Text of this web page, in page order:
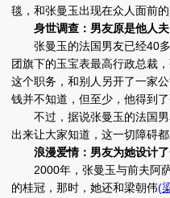
毯，和张曼玉出现在众人面前
身世调查：男友原是他人夫
张曼玉的法国男友已经40多
团旗下的玉宝表最高行政总裁
这个职务，和别人另开了一家
钱并不知道，但至少，他得到了
不过，据说张曼玉的法国男
出来让大家知道，这一切障碍都
浪漫爱情：男友为她设计
2000年，张曼玉与前夫阿萨
的桂冠，那时，她还和梁朝伟(